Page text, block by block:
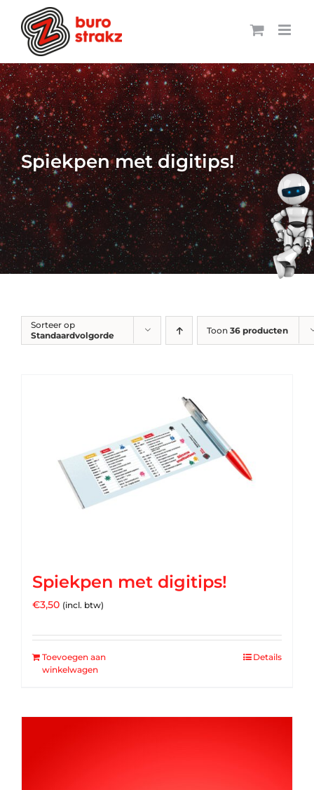
naar
inhoud
Spiekpen met digitips!
Sorteer op
Standaardvolgorde
Toon 36 producten
Spiekpen met digitips!
€3,50 (incl. btw)
Toevoegen aan
winkelwagen
Details